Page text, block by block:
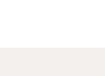
sekä
Tämän jälkeen